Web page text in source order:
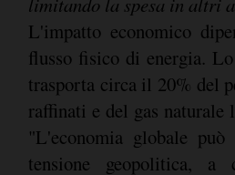
L'impatto economico
flusso fisico di energia.
trasporta circa il 20% del
raffinati e del gas naturale
"L'economia globale
tensione geopolitica, a